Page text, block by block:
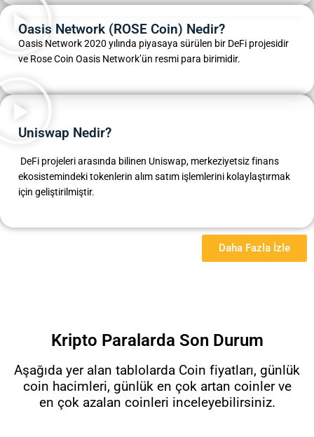
Oasis Network (ROSE Coin) Nedir?
Oasis Network 2020 yılında piyasaya sürülen bir DeFi projesidir
ve Rose Coin Oasis Network’ün resmi para birimidir.
Uniswap Nedir?
DeFi projeleri arasında bilinen Uniswap, merkeziyetsiz finans
ekosistemindeki tokenlerin alım satım işlemlerini kolaylaştırmak
için geliştirilmiştir.
Daha Fazla İzle
Kripto Paralarda Son Durum
Aşağıda yer alan tablolarda Coin fiyatları, günlük
coin hacimleri, günlük en çok artan coinler ve
en çok azalan coinleri inceleyebilirsiniz.